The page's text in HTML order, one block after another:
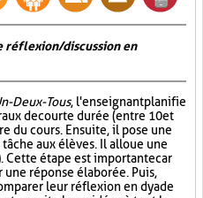
réflexion/discussion en
Deux-Tous, l'enseignant planifie
de courte durée (entre 10 et
du cours. Ensuite, il pose une
aux élèves. Il alloue une
étape est importante car
réponse élaborée. Puis,
leur réflexion en dyade